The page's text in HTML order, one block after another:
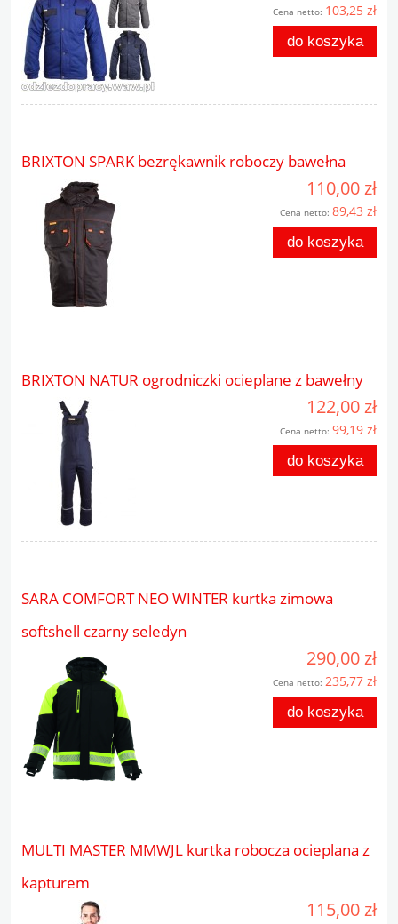
Cena netto: 103,25 zł
do koszyka
BRIXTON SPARK bezrękawnik roboczy bawełna
110,00 zł
Cena netto: 89,43 zł
do koszyka
BRIXTON NATUR ogrodniczki ocieplane z bawełny
122,00 zł
Cena netto: 99,19 zł
do koszyka
SARA COMFORT NEO WINTER kurtka zimowa
softshell czarny seledyn
290,00 zł
Cena netto: 235,77 zł
do koszyka
MULTI MASTER MMWJL kurtka robocza ocieplana z
kapturem
115,00 zł